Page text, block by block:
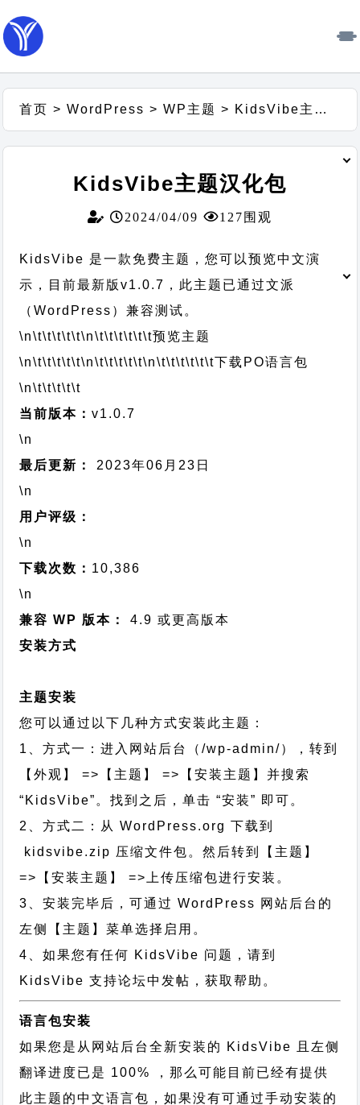
首页 >WordPress >WP主题 > KidsVibe主题汉化包
KidsVibe主题汉化包
2024/04/09 127围观
KidsVibe 是一款免费主题，您可以预览中文演
示，目前最新版v1.0.7，此主题已通过文派
（WordPress）兼容测试。
\n\t\t\t\t\t\n\t\t\t\t\t\t预览主题
\n\t\t\t\t\t\n\t\t\t\t\t\n\t\t\t\t\t\t下载PO语言包
\n\t\t\t\t\t
当前版本：v1.0.7
\n
最后更新：
2023年06月23日
\n
用户评级：
\n
下载次数： 10,386
\n
兼容 WP 版本：
4.9 或更高版本
安装方式
主题安装
您可以通过以下几种方式安装此主题：
1、方式一：进入网站后台（/wp-admin/），转到
【外观】 =>【主题】 =>【安装主题】并搜索
“KidsVibe”。找到之后，单击 “安装” 即可。
2、方式二：从 WordPress.org 下载到
kidsvibe.zip 压缩文件包。然后转到【主题】
=>【安装主题】 =>上传压缩包进行安装。
3、安装完毕后，可通过 WordPress 网站后台的
左侧【主题】菜单选择启用。
4、如果您有任何 KidsVibe 问题，请到
KidsVibe 支持论坛中发帖，获取帮助。
语言包安装
如果您是从网站后台全新安装的 KidsVibe 且左侧
翻译进度已是 100% ，那么可能目前已经有提供
此主题的中文语言包，如果没有可通过手动安装的